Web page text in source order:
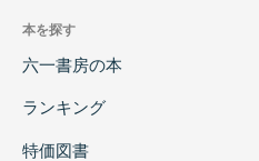
本を探す
六一書房の本
ランキング
特価図書